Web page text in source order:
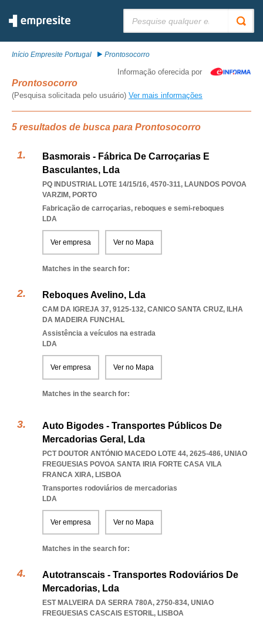
Início Empresite Portugal Prontosocorro
Informação oferecida por
Prontosocorro
(Pesquisa solicitada pelo usuário) Ver mais informações
5 resultados de busca para Prontosocorro
Basmorais - Fábrica De Carroçarias E
Basculantes, Lda
PQ INDUSTRIAL LOTE 14/15/16, 4570-311, LAUNDOS POVOA
VARZIM, PORTO
Fabricação de carroçarias, reboques e semi-reboques
LDA
Ver empresa Ver no Mapa
Matches in the search for:
Reboques Avelino, Lda
CAM DA IGREJA 37, 9125-132, CANICO SANTA CRUZ, ILHA
DA MADEIRA FUNCHAL
Assistência a veículos na estrada
LDA
Ver empresa Ver no Mapa
Matches in the search for:
Auto Bigodes - Transportes Públicos De
Mercadorias Geral, Lda
PCT DOUTOR ANTÓNIO MACEDO LOTE 44, 2625-486, UNIAO
FREGUESIAS POVOA SANTA IRIA FORTE CASA VILA
FRANCA XIRA, LISBOA
Transportes rodoviários de mercadorias
LDA
Ver empresa Ver no Mapa
Matches in the search for:
Autotranscais - Transportes Rodoviários De
Mercadorias, Lda
EST MALVEIRA DA SERRA 780A, 2750-834, UNIAO
FREGUESIAS CASCAIS ESTORIL, LISBOA